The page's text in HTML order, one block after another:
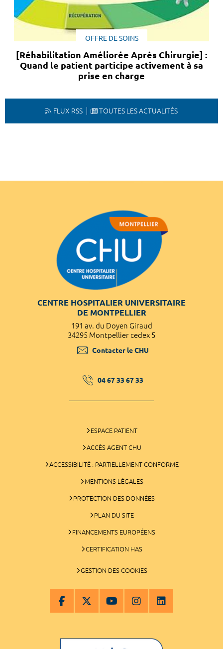
OFFRE DE SOINS
[Réhabilitation Améliorée Après Chirurgie] :
Quand le patient participe activement à sa
prise en charge
FLUX RSS TOUTES LES ACTUALITÉS
CENTRE HOSPITALIER UNIVERSITAIRE
DE MONTPELLIER
191 av. du Doyen Giraud
34295 Montpellier cedex 5
Contacter le CHU
04 67 33 67 33
ESPACE PATIENT
ACCÈS AGENT CHU
ACCESSIBILITÉ : PARTIELLEMENT CONFORME
MENTIONS LÉGALES
PROTECTION DES DONNÉES
PLAN DU SITE
FINANCEMENTS EUROPÉENS
CERTIFICATION HAS
GESTION DES COOKIES